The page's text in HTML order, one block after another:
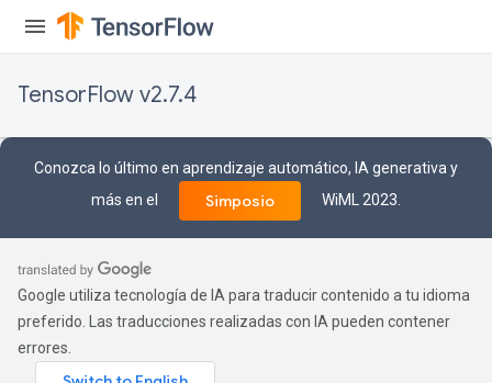
TensorFlow v2.7.4
Conozca lo último en aprendizaje automático, IA generativa y
más en el
Simposio WiML 2023.
Google utiliza tecnología de IA para traducir contenido a tu idioma
preferido. Las traducciones realizadas con IA pueden contener
errores.